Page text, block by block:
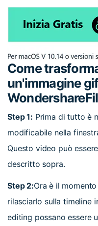
Come
un'immagine
Step 1: Prima di tutto è
modificabile nella
Questo video può
descritto sopra.
Step 2:Ora è il
rilasciarlo sulla timeline
editing possano essere